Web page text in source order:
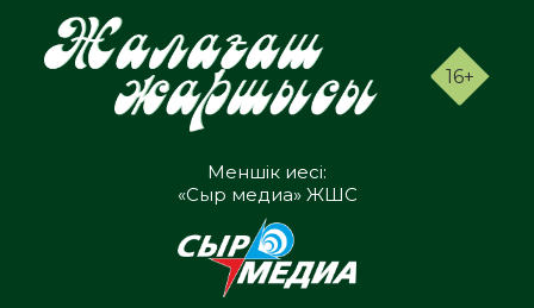
16+
Меншік иесі:
«Сыр медиа» ЖШС